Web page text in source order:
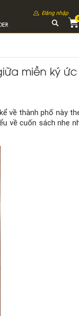
Đăng nhập
miền ký ức
về thành phố này
về cuốn sách nhẹ